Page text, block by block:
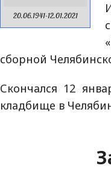
20.06.1941-12.01.2021
сборной
Скончался 12
кладбище в